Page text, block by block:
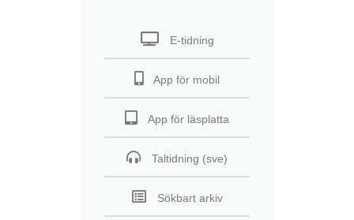
E-tidning
App för mobil
App för läsplatta
Taltidning (sve)
Sökbart arkiv